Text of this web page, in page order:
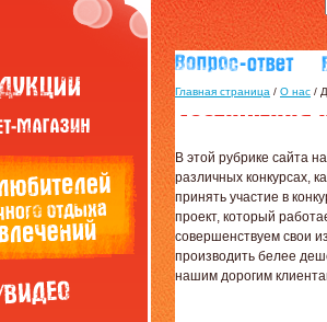
Главная страница / О нас /
В этой рубрике сайта
различных конкурсах,
принять участие в
проект, который
совершенствуем свои
производить белее
нашим дорогим